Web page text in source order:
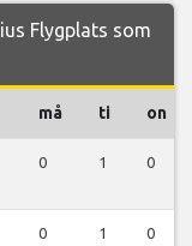
Flygplats som
må ti on
0 1 0
0 1 0